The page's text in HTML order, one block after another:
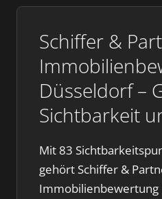
Schiffer &
Düsseldorf –
Sichtbarkeit
Mit 83
gehört Schiffer &
Immobilienbewertung